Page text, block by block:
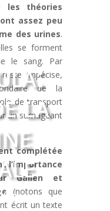
la
-
les théories
assez peu
des urines.
se forment
le sang. Par
impécise,
de la
de transport
un surnageant
complétée
l’importance
Galien et
(notons que
écrit un texte